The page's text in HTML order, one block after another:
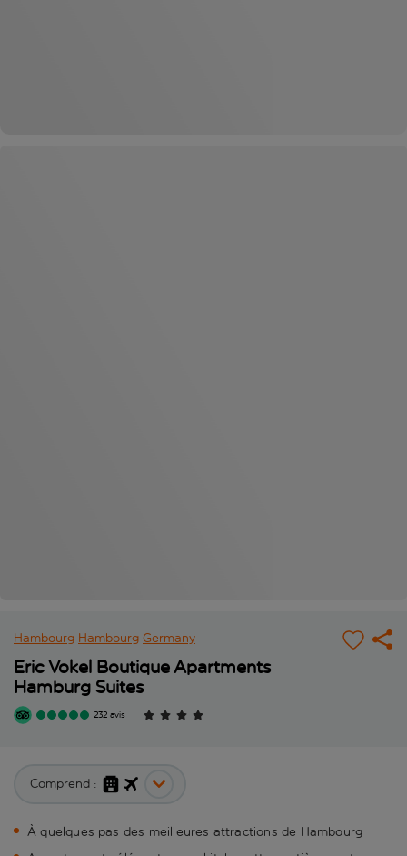
Hambourg Hambourg Germany
Eric Vokel Boutique Apartments
Hamburg Suites
232 avis
Comprend :
À quelques pas des meilleures attractions de Hambourg